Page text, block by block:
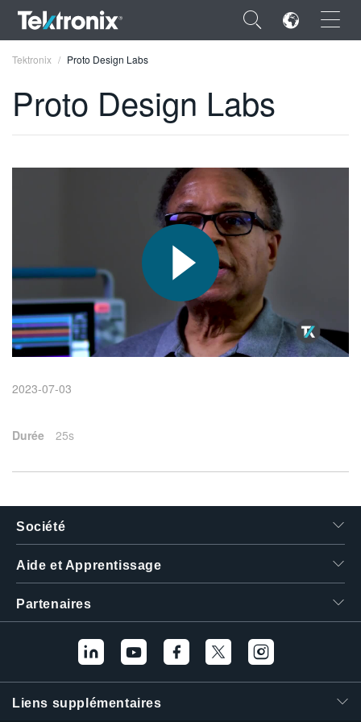
×
简体中文
日本語
한국어
Tektronix Proto Design Labs
Proto Design Labs
2023-07-03
Durée 25s
Société
Aide et Apprentissage
Partenaires
Liens supplémentaires